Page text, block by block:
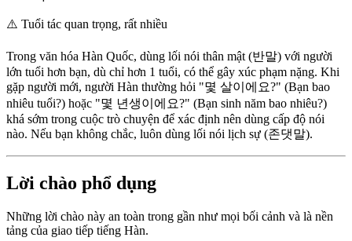
⚠️ Tuổi tác quan trọng, rất nhiều
Trong văn hóa Hàn Quốc, dùng lối nói thân mật (반말) với người
lớn tuổi hơn bạn, dù chỉ hơn 1 tuổi, có thể gây xúc phạm nặng. Khi
gặp người mới, người Hàn thường hỏi "몇 살이에요?" (Bạn bao
nhiêu tuổi?) hoặc "몇 년생이에요?" (Bạn sinh năm bao nhiêu?)
khá sớm trong cuộc trò chuyện để xác định nên dùng cấp độ nói
nào. Nếu bạn không chắc, luôn dùng lối nói lịch sự (존댓말).
Lời chào phổ dụng
Những lời chào này an toàn trong gần như mọi bối cảnh và là nền
tảng của giao tiếp tiếng Hàn.